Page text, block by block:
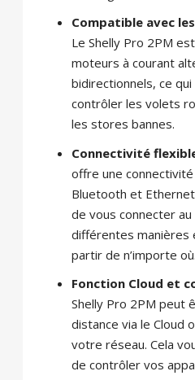
Compatible avec
Le Shelly Pro 2PM
moteurs à courant
bidirectionnels, ce
contrôler les volets
les stores bannes.
Connectivité
offre une
Bluetooth et
de vous connecter
différentes manières
partir de n’importe où.
Fonction Cloud et
Shelly Pro 2PM peut
distance via le Cloud
votre réseau. Cela
de contrôler vos